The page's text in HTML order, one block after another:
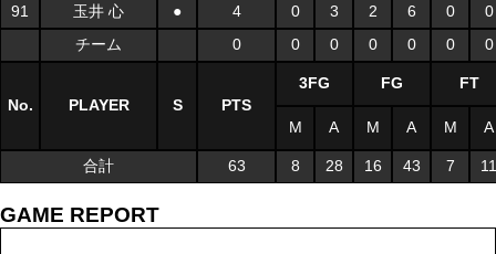
91
玉井 心 ● 4 0 3 2 6 0
0
チーム
0 0 0 0 0 0 0
No. PLAYER S PTS
3FG FG FT
M A M A M A
合計 63 8 28 16 43 7 11
GAME REPORT